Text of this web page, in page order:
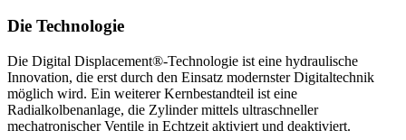
Die Technologie
Die Digital Displacement®-Technologie ist eine hydraulische
Innovation, die erst durch den Einsatz modernster Digitaltechnik
möglich wird. Ein weiterer Kernbestandteil ist eine
Radialkolbenanlage, die Zylinder mittels ultraschneller
mechatronischer Ventile in Echtzeit aktiviert und deaktiviert.